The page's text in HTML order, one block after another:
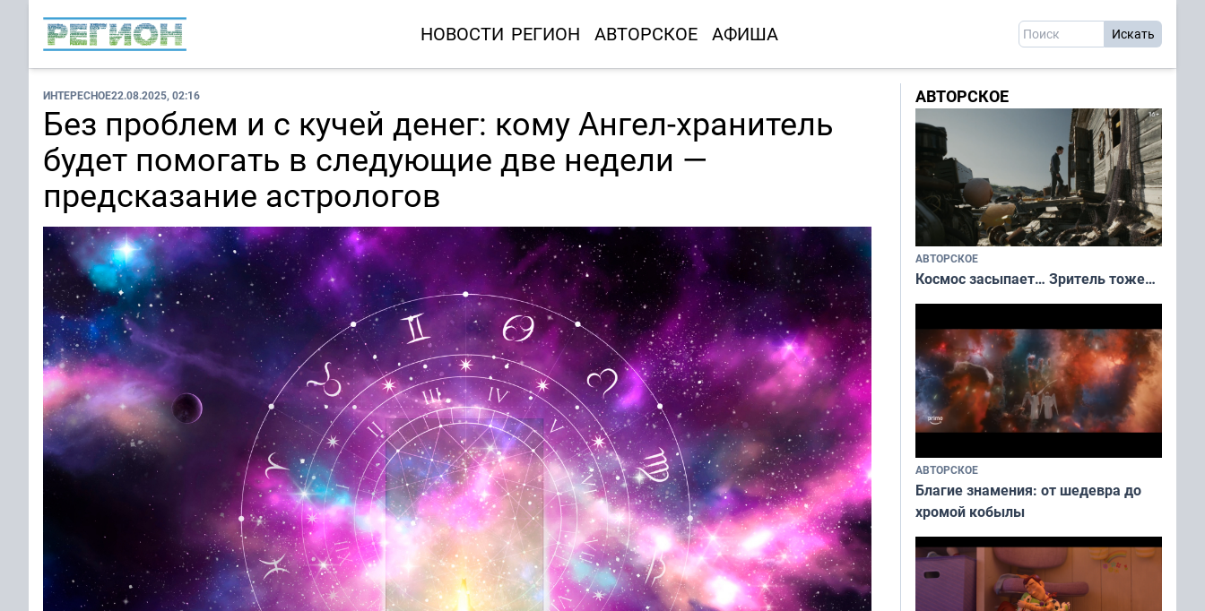
НОВОСТИ РЕГИОН АВТОРСКОЕ АФИША
ИНТЕРЕСНОЕ22.08.2025, 02:16
Без проблем и с кучей денег: кому Ангел-хранитель
будет помогать в следующие две недели —
предсказание астрологов
АВТОРСКОЕ
АВТОРСКОЕ
Космос засыпает… Зритель тоже…
АВТОРСКОЕ
Благие знамения: от шедевра до
хромой кобылы